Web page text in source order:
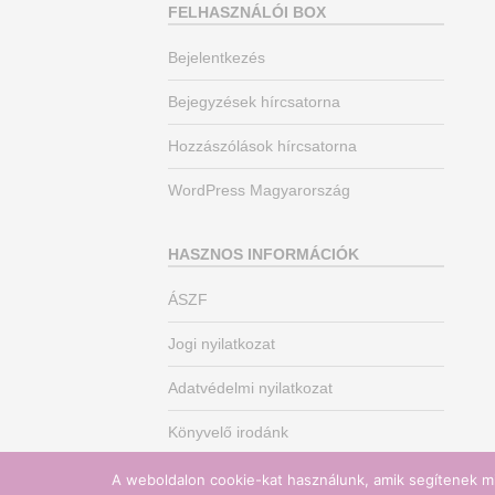
FELHASZNÁLÓI BOX
Bejelentkezés
Bejegyzések hírcsatorna
Hozzászólások hírcsatorna
WordPress Magyarország
HASZNOS INFORMÁCIÓK
ÁSZF
Jogi nyilatkozat
Adatvédelmi nyilatkozat
Könyvelő irodánk
A weboldalon cookie-kat használunk, amik segítenek